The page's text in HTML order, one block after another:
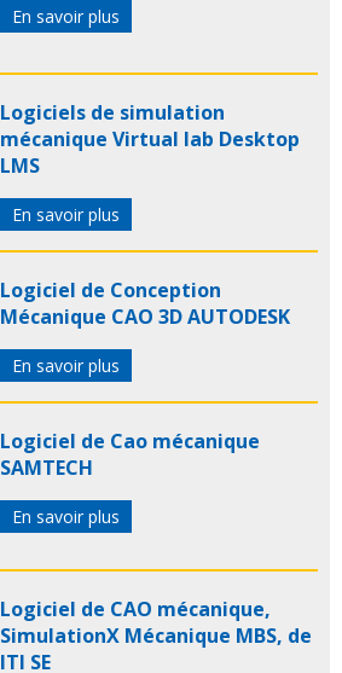
En savoir plus
Logiciels de simulation
mécanique Virtual lab Desktop
LMS
En savoir plus
Logiciel de Conception
Mécanique CAO 3D AUTODESK
En savoir plus
Logiciel de Cao mécanique
SAMTECH
En savoir plus
Logiciel de CAO mécanique,
SimulationX Mécanique MBS, de
ITI SE